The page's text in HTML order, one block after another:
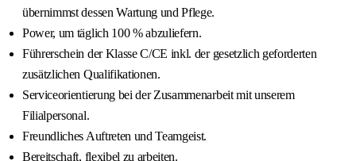
übernimmst dessen Wartung und Pflege.
Power, um täglich 100 % abzuliefern.
Führerschein der Klasse C/CE inkl. der gesetzlich geforderten
zusätzlichen Qualifikationen.
Serviceorientierung bei der Zusammenarbeit mit unserem
Filialpersonal.
Freundliches Auftreten und Teamgeist.
Bereitschaft, flexibel zu arbeiten.